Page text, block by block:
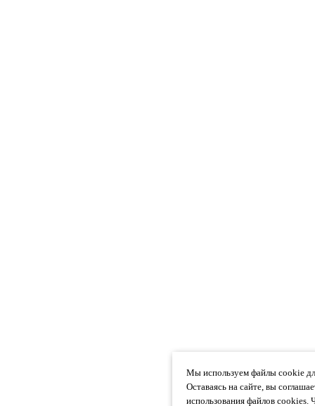
Мы используем файлы cookie
Оставаясь на сайте, вы
использования файлов cookies.